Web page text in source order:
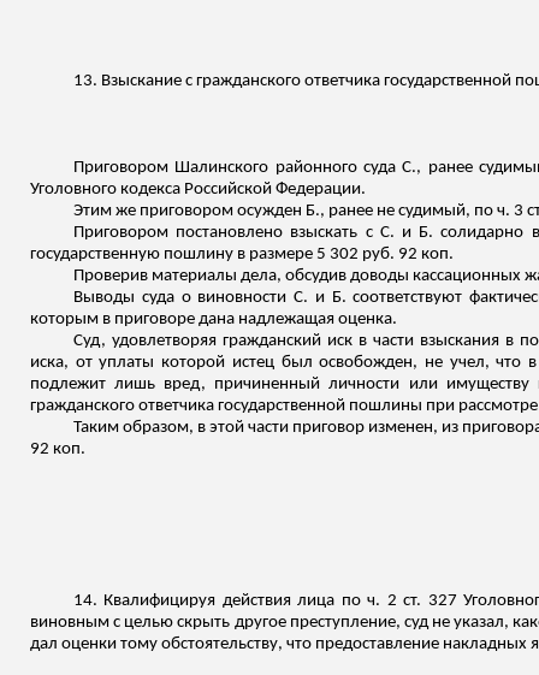
13. Взыскание с гражданского ответчика
Приговором Шалинского районного суда С., ранее
Уголовного кодекса Российской Федерации.
Этим же приговором осужден Б., ранее не судимый, по ч. 3
Приговором постановлено взыскать с С. и Б.
государственную пошлину в размере 5 302 руб. 92 коп.
Проверив материалы дела, обсудив доводы кассационных
Выводы суда о виновности С. и Б. соответствуют
которым в приговоре дана надлежащая оценка.
Суд, удовлетворяя гражданский иск в части взыскания в
иска, от уплаты которой истец был освобожден, не учел, что
подлежит лишь вред, причиненный личности или
гражданского ответчика государственной пошлины при
Таким образом, в этой части приговор изменен, из
92 коп.
14. Квалифицируя действия лица по ч. 2 ст. 327
виновным с целью скрыть другое преступление, суд не указал,
дал оценки тому обстоятельству, что предоставление